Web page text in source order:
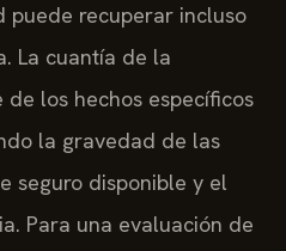
puede recuperar incluso
La cuantía de la
los hechos específicos
la gravedad de las
seguro disponible y el
Para una evaluación de